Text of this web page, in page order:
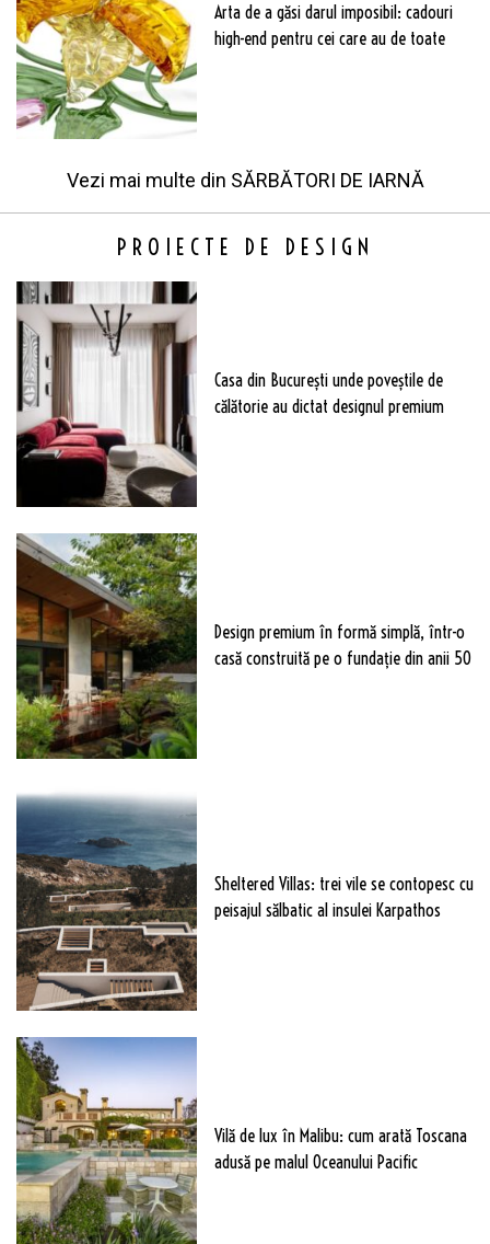
Arta de a găsi darul imposibil: cadouri
high-end pentru cei care au de toate
Vezi mai multe din SĂRBĂTORI DE IARNĂ
PROIECTE DE DESIGN
Casa din București unde poveștile de
călătorie au dictat designul premium
Design premium în formă simplă, într-o
casă construită pe o fundație din anii 50
Sheltered Villas: trei vile se contopesc cu
peisajul sălbatic al insulei Karpathos
Vilă de lux în Malibu: cum arată Toscana
adusă pe malul Oceanului Pacific